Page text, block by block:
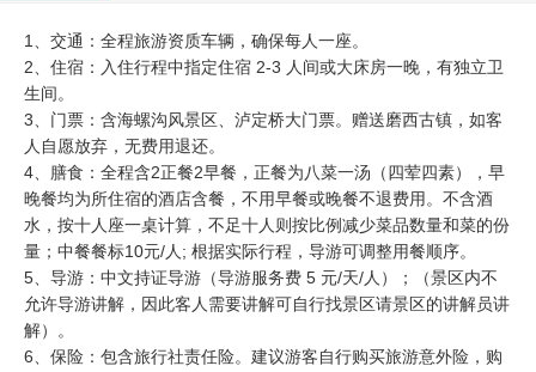
1、交通：全程旅游资质车辆，确保每人一座。
2、住宿：入住行程中指定住宿 2-3 人间或大床房一晚，有独立卫
生间。
3、门票：含海螺沟风景区、泸定桥大门票。赠送磨西古镇，如客
人自愿放弃，无费用退还。
4、膳食：全程含2正餐2早餐，正餐为八菜一汤（四荤四素），早
晚餐均为所住宿的酒店含餐，不用早餐或晚餐不退费用。不含酒
水，按十人座一桌计算，不足十人则按比例减少菜品数量和菜的份
量；中餐餐标10元/人; 根据实际行程，导游可调整用餐顺序。
5、导游：中文持证导游（导游服务费 5 元/天/人）；（景区内不
允许导游讲解，因此客人需要讲解可自行找景区请景区的讲解员讲
解）。
​6、保险：包含旅行社责任险。建议游客自行购买旅游意外险，购